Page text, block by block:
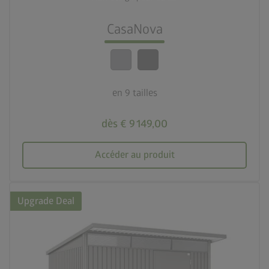
CasaNova
en 9 tailles
dès € 9 149,00
Accéder au produit
Le meilleur niveau de sécurité
calendar_month
Upgrade Deal